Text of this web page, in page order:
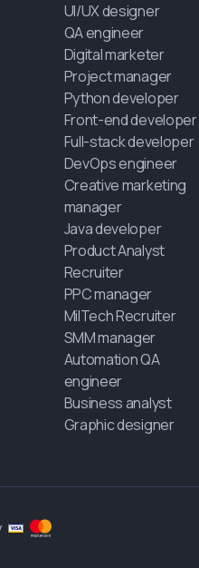
UI/UX designer
QA engineer
Digital marketer
Project manager
Python developer
Front-end developer
Full-stack developer
DevOps engineer
Creative marketing
manager
Java developer
Product Analyst
Recruiter
PPC manager
MilTech Recruiter
SMM manager
Automation QA
engineer
Business analyst
Graphic designer